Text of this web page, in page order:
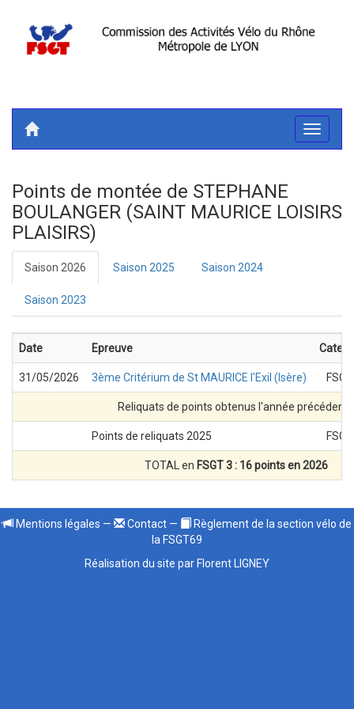
Toggle
Points de montée de STEPHANE
BOULANGER (SAINT MAURICE LOISIRS
PLAISIRS)
Saison 2026 Saison 2025 Saison 2024
Saison 2023
Date Epreuve
31/05/2026 3ème Critérium de St MAURICE l'Exil (Isère)
Reliquats de points obtenus l'année précédente
Points de reliquats 2025
TOTAL en FSGT 3 : 16 points en 2026
Mentions légales — Contact —
Règlement de la section vélo de
la FSGT69
Réalisation du site par Florent LIGNEY